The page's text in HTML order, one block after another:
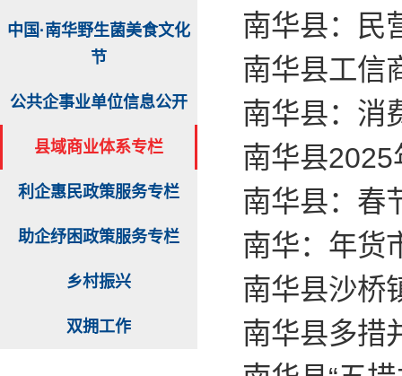
中国·南华野生菌美食文化
节
公共企事业单位信息公开
县域商业体系专栏
利企惠民政策服务专栏
助企纾困政策服务专栏
乡村振兴
双拥工作
南华县：民
南华县工信
南华县：消
南华县
南华县：春
南华：年货
南华县沙桥
南华县多措